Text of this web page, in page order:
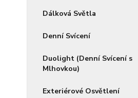
Dálková Světla
Denní Svícení
Duolight (Denní Svícení s
Mlhovkou)
Exteriérové Osvětlení